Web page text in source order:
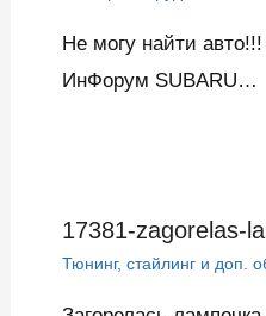
Не могу найти
ИнФорум SUBARU…
17381-zagorelas-
Тюнинг, стайлинг и доп.